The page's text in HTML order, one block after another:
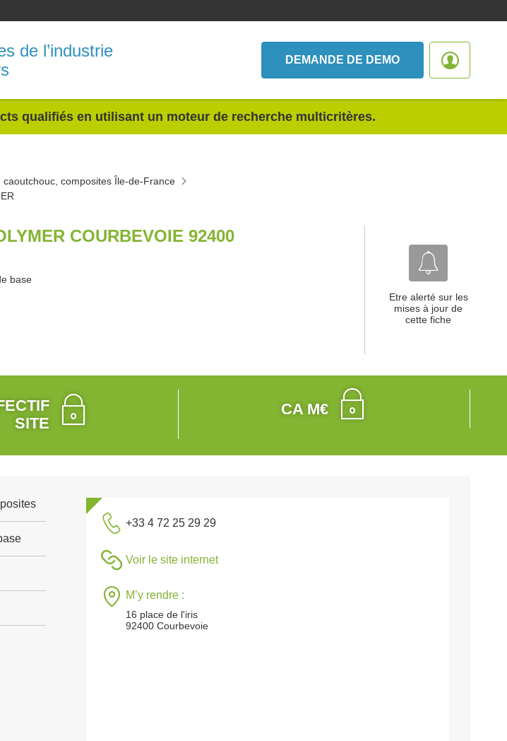
de l’industrie
DEMANDE DE DEMO
qualifiés en utilisant un moteur de recherche multicritères.
caoutchouc, composites Île-de-France
COURBEVOIE 92400
base
Etre alerté sur les
mises à jour de
cette fiche
SITE
CA M€
+33 4 72 25 29 29
Voir le site internet
M’y rendre :
16 place de l'iris
92400 Courbevoie